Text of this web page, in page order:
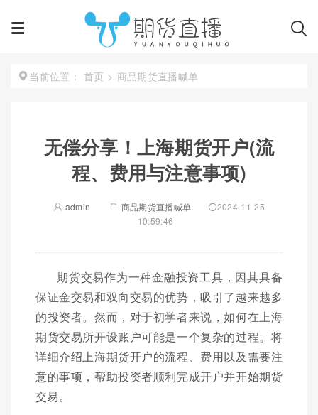
当前位置： 首页 > 商品期货直播喊单
无偿分享！上海期货开户(流
程、费用与注意事项)
admin 商品期货直播喊单
2024-11-25
10:59:46
期货交易作为一种金融投资工具，因其具备
保证金交易和双向交易的优势，吸引了越来越多
的投资者。然而，对于初学者来说，如何在上海
期货交易所开设账户可能是一个复杂的过程。将
详细介绍上海期货开户的流程、费用以及需要注
意的事项，帮助投资者顺利完成开户并开始期货
交易。